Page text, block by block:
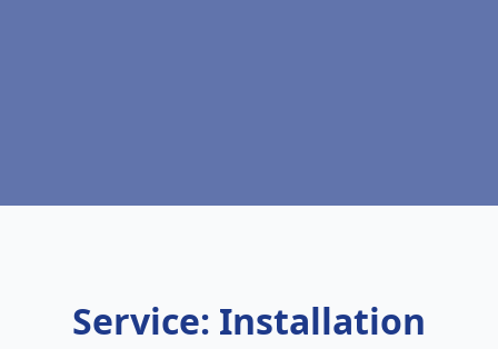
Service: Installation